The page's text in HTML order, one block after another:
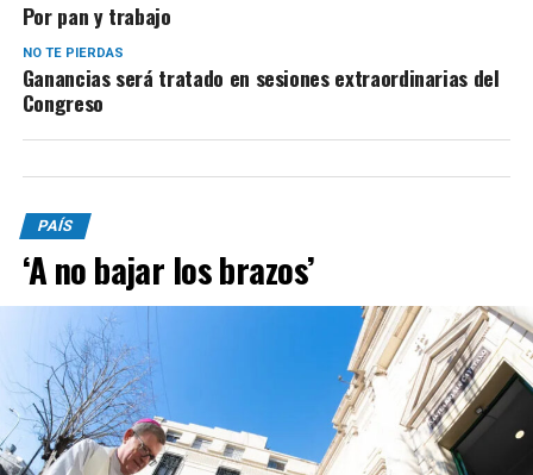
Por pan y trabajo
NO TE PIERDAS
Ganancias será tratado en sesiones extraordinarias del
Congreso
PAÍS
‘A no bajar los brazos’